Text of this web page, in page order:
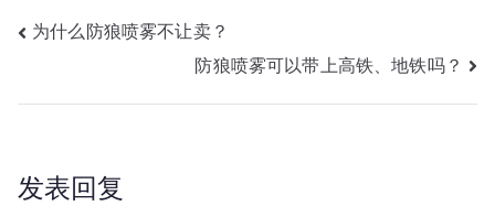
文
航
为什么防狼喷雾不让卖？
防狼喷雾可以带上高铁、地铁吗？
发表回复